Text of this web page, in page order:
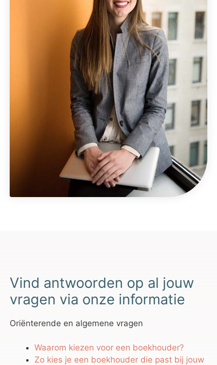
Vind antwoorden op al jouw
vragen via onze informatie
Oriënterende en algemene vragen
Waarom kiezen voor een boekhouder?
Zo kies je een boekhouder die past bij jouw